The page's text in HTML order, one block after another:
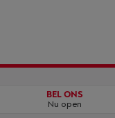
BEL ONS
Nu open